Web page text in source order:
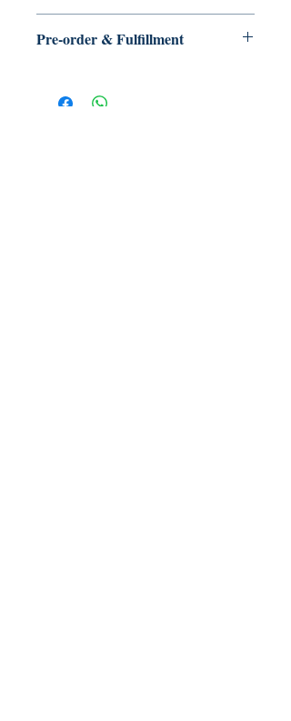
Pre-order & Fulfillment
your copy and notify you for
pickup/delivery. Full refund if sourcing